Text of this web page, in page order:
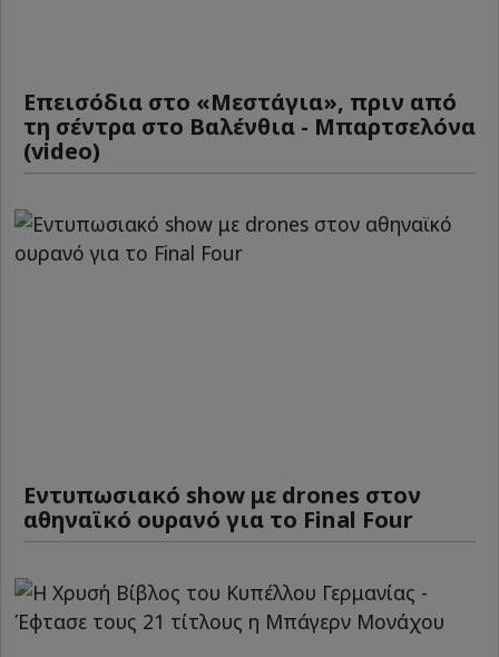
Επεισόδια στο «Μεστάγια», πριν από
τη σέντρα στο Βαλένθια - Μπαρτσελόνα
(video)
Εντυπωσιακό show με drones στον
αθηναϊκό ουρανό για το Final Four